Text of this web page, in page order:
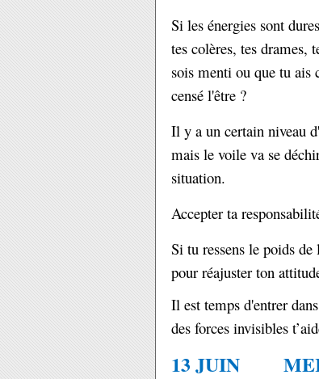
Si les énergies sont
tes colères, tes drames,
sois menti ou que tu ais
censé l'être ?
Il y a un certain niveau
mais le voile va se
situation.
Accepter ta
Si tu ressens le poids
pour réajuster ton
Il est temps d'entrer
des forces invisibles
13 JUIN